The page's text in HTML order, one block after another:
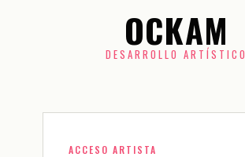
OCKAM
DESARROLLO ARTÍSTICO
ACCESO ARTISTA